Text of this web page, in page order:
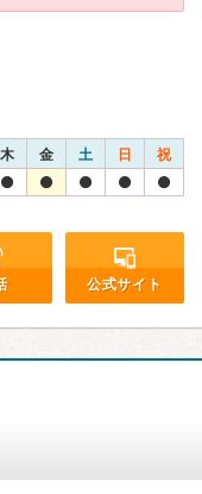
木 金 土 日 祝
公式サイト